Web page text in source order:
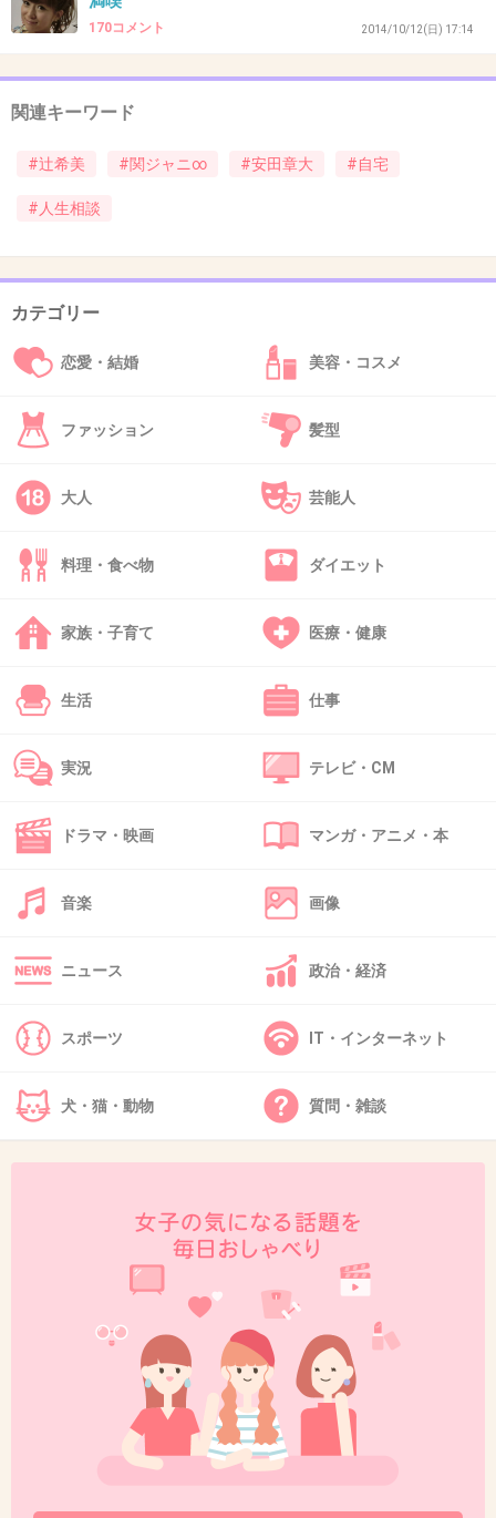
-8
ってか、安田がアップすることに承諾したって
ことだよね？まずそこもびっくり。
+1093 -8
37. 匿名 2017/01/30(月) 13:23:59
いくら辻ちゃんが既婚者で旦那の繋がりだった
としても
安田くんファンはいい気分じゃないかもね
+1245
38. 匿名
リビングにペットの檻がいっぱいだよね
犬とウサギだっけ？
臭いだろうね
39. 匿名
+555
40. 匿名
>>34
+407
2017/01/30(月) 13:24:49
潔癖王子は他人の家に泊まれるの？ホテルでも
イシグロード作るって言ってなかった？
+624
170コメント 2014/10/12(日) 17:14
関連キーワード
#辻希美 #関ジャニ∞ #安田章大 #自宅
#人生相談
カテゴリー
恋愛・結婚 美容・コスメ
ファッション 髪型
大人 芸能人
料理・食べ物 ダイエット
家族・子育て 医療・健康
生活 仕事
実況 テレビ・CM
ドラマ・映画 マンガ・アニメ・本
音楽 画像
ニュース 政治・経済
スポーツ IT・インターネット
犬・猫・動物 質問・雑談